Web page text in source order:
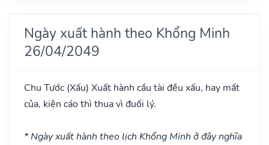
Ngày xuất hành theo Khổng Minh
26/04/2049
Chu Tước (Xấu) Xuất hành cầu tài đều xấu, hay mất
của, kiện cáo thì thua vì đuối lý.
* Ngày xuất hành theo lịch Khổng Minh ở đây nghĩa